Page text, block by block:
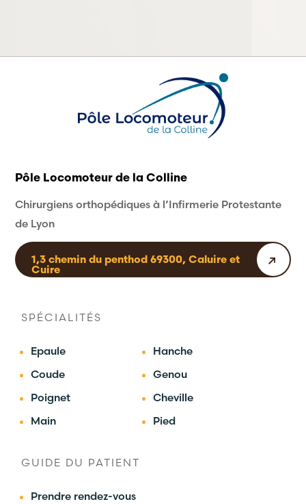
Pôle Locomoteur de la Colline
Chirurgiens orthopédiques à l’Infirmerie Protestante
de Lyon
1,3 chemin du penthod 69300, Caluire et
Cuire
SPÉCIALITÉS
Epaule
Hanche
Coude
Genou
Poignet
Cheville
Main
Pied
GUIDE DU PATIENT
Prendre rendez-vous